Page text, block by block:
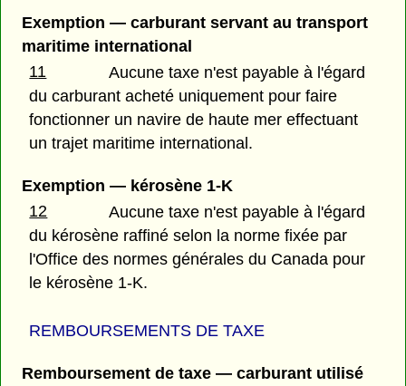
Exemption — carburant servant au transport
maritime international
11
Aucune taxe n'est payable à l'égard
du carburant acheté uniquement pour faire
fonctionner un navire de haute mer effectuant
un trajet maritime international.
Exemption — kérosène 1-K
12
Aucune taxe n'est payable à l'égard
du kérosène raffiné selon la norme fixée par
l'Office des normes générales du Canada pour
le kérosène 1-K.
REMBOURSEMENTS DE TAXE
Remboursement de taxe — carburant utilisé